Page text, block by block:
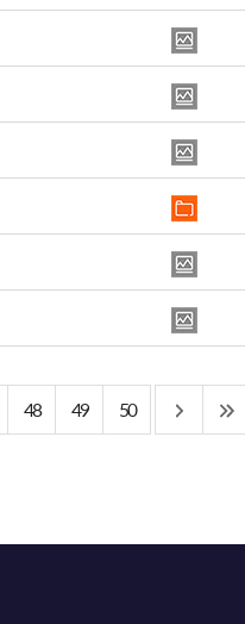
48 49 50